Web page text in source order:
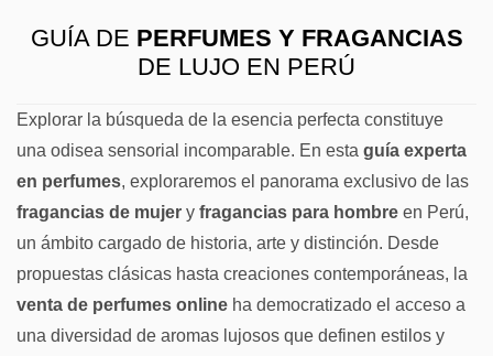
GUÍA DE PERFUMES Y FRAGANCIAS
DE LUJO EN PERÚ
Explorar la búsqueda de la esencia perfecta constituye
una odisea sensorial incomparable. En esta guía experta
en perfumes, exploraremos el panorama exclusivo de las
fragancias de mujer y fragancias para hombre en Perú,
un ámbito cargado de historia, arte y distinción. Desde
propuestas clásicas hasta creaciones contemporáneas, la
venta de perfumes online ha democratizado el acceso a
una diversidad de aromas lujosos que definen estilos y